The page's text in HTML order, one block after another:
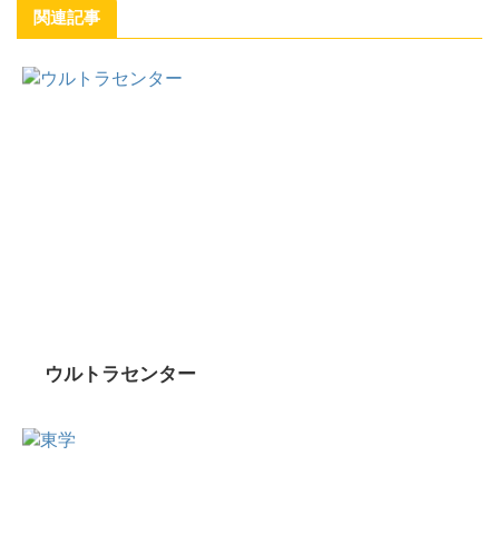
関連記事
ウルトラセンター